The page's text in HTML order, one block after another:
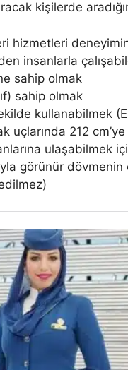
kişilerde
hizmetleri
insanlarla
sahip olmak
sahip olmak
kullanabilmek
uçlarında 212
ulaşabilmek
görünür dövmenin